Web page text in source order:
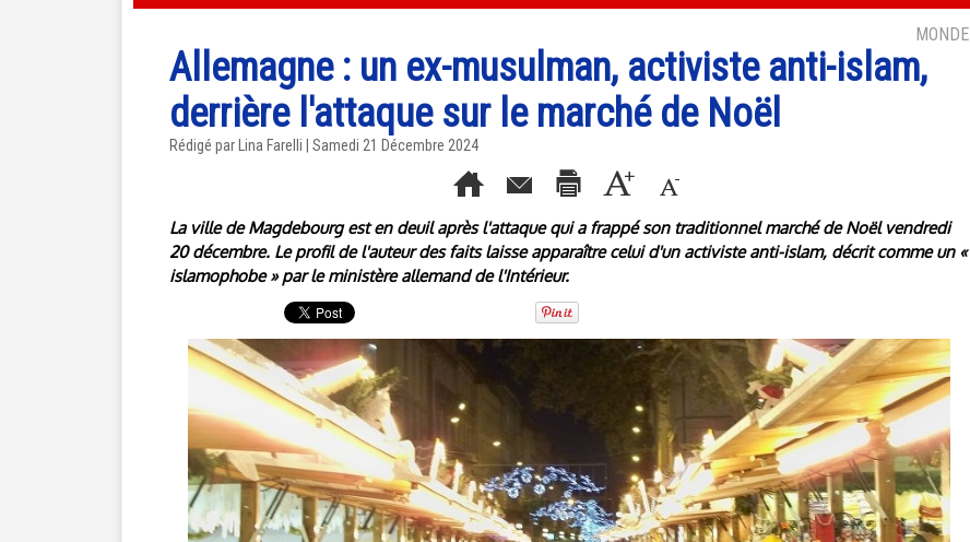
MONDE
Allemagne : un ex-musulman, activiste anti-islam,
derrière l'attaque sur le marché de Noël
Rédigé par Lina Farelli | Samedi 21 Décembre 2024
La ville de Magdebourg est en deuil après l'attaque qui a frappé son traditionnel marché de Noël vendredi
20 décembre. Le profil de l'auteur des faits laisse apparaître celui d'un activiste anti-islam, décrit comme un «
islamophobe » par le ministère allemand de l'Intérieur.